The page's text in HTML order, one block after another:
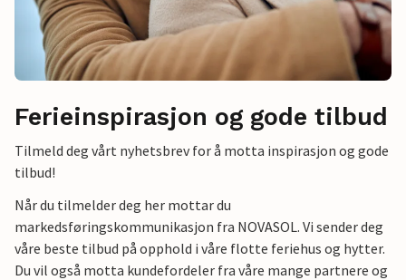
Ferieinspirasjon og gode tilbud
Tilmeld deg vårt nyhetsbrev for å motta inspirasjon og gode
tilbud!
Når du tilmelder deg her mottar du
markedsføringskommunikasjon fra NOVASOL. Vi sender deg
våre beste tilbud på opphold i våre flotte feriehus og hytter.
Du vil også motta kundefordeler fra våre mange partnere og